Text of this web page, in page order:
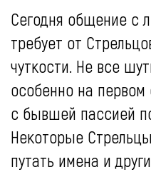
Сегодня общение с
требует от
чуткости. Не все
особенно на первом
с бывшей пассией
Некоторые
путать имена и